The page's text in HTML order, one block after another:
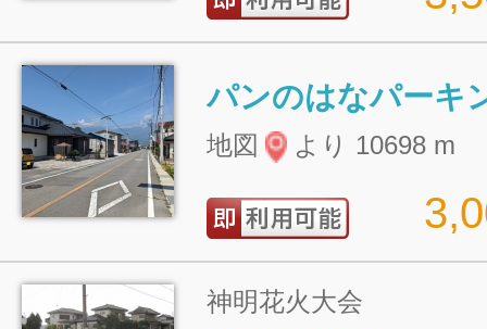
パンのはなパーキ
地図 より 10698 m
神明花火大会